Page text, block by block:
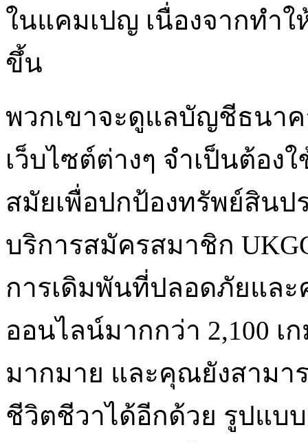
ในแคมเปญ เนื่องจากทำ
ขึ้น
พวกเขาจะดูแลบัญชีธนา
เว็บไซต์ต่างๆ จำเป็นต้อง
สมัยเพื่อปกป้องทรัพย์สินป
บริการสมัครสมาชิก
การเดิมพันที่ปลอดภัยแล
ออนไลน์มากกว่า 2,100 เ
มากมาย และคุณยังสามา
ชีวิตชีวาได้อีกด้วย รูปแบ